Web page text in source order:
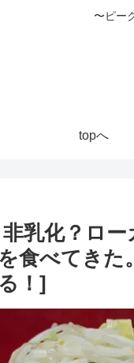
〜ピー
topへ
乳化？ロ
食べてきた
！]